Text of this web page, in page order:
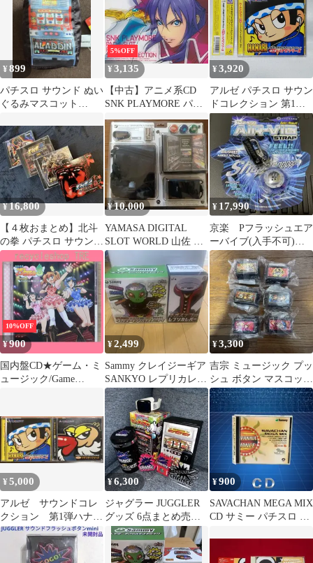
¥899
パチスロ サウンド ぬい
ぐるみマスコット
定
5%OFF
¥3,135
【中古】アニメ系CD
SNK PLAYMORE パチ
ド コレクション
¥3,920
アルゼ パチスロ サウン
ドコレクション 第1弾
ハナビシリーズ [自 A-
¥16,800
【４枚おまとめ】北斗
の拳 パチスロ サウンド
トラック歴代〜
¥10,000
YAMASA DIGITAL
SLOT WORLD 山佐 サ
ウンドコレクション1
¥ 17,990
京楽 Pフラッシュエア
ーバイブ(入手不可)激
レア未開封！(新品電池
付き)
10%OFF
¥900
国内盤CD★ゲーム・ミ
ュージック/Game
3』サウンド・コレクシ
ョン キュンキュン☆セ
レクト
【PCCR90050/49880136
96327】D22448
¥2,499
Sammy クレイジーギア
SANKYO レプリカレバ
ー 2種セット
¥3,300
吉宗 ミュージック プッ
シュ ボタン マスコット
コンプリートセット ガ
チャ
¥5,000
アルゼ サウンドコレ
クション 第1弾ハナビ
シリーズ+第2弾クラン
キーシリーズ
¥6,300
ジャグラー JUGGLER
グッズ 6点まとめ売り
サウンドフラッシュボ
タン
¥900
SAVACHAN MEGA MIX
CD サミー パチスロ サ